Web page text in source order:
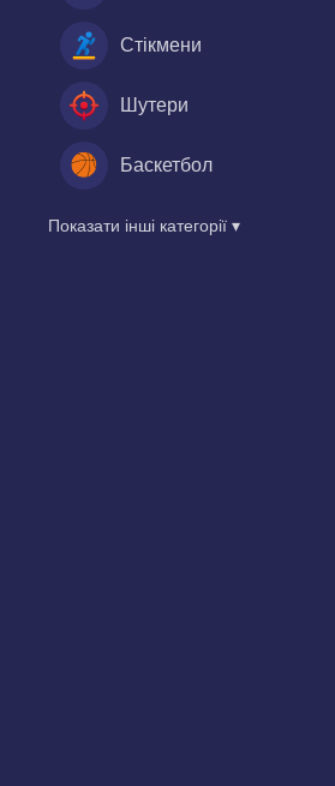
Стікмени
Шутери
Баскетбол
Показати інші категорії ▾